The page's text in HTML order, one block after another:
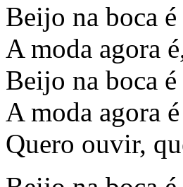
Beijo na boca
A moda agora
Beijo na boca
A moda agora é
Quero ouvir,